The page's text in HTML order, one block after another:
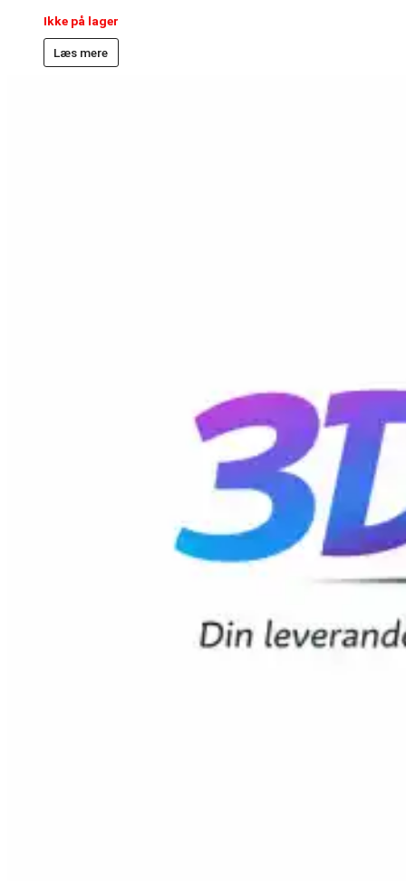
Ikke på lager
Læs mere